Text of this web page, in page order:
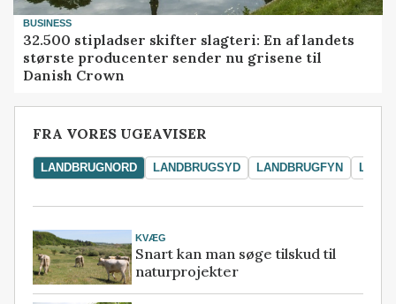
BUSINESS
32.500 stipladser skifter slagteri: En af landets
største producenter sender nu grisene til
Danish Crown
FRA VORES UGEAVISER
LANDBRUGNORD LANDBRUGSYD LANDBRUGFYN
KVÆG
Snart kan man søge tilskud til
naturprojekter